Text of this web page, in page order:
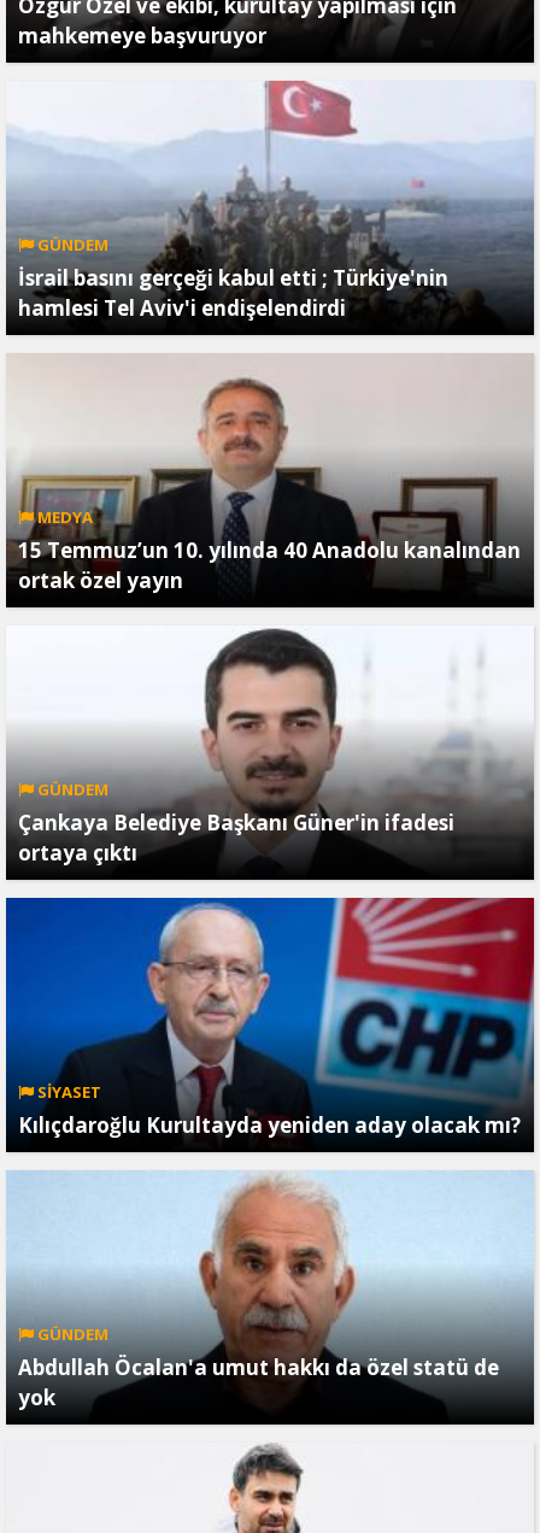
Özgür Özel ve ekibi, kurultay yapılması için
mahkemeye başvuruyor
GÜNDEM
İsrail basını gerçeği kabul etti ; Türkiye'nin
hamlesi Tel Aviv'i endişelendirdi
MEDYA
15 Temmuz’un 10. yılında 40 Anadolu kanalından
ortak özel yayın
GÜNDEM
Çankaya Belediye Başkanı Güner'in ifadesi
ortaya çıktı
SİYASET
Kılıçdaroğlu Kurultayda yeniden aday olacak mı?
GÜNDEM
Abdullah Öcalan'a umut hakkı da özel statü de
yok